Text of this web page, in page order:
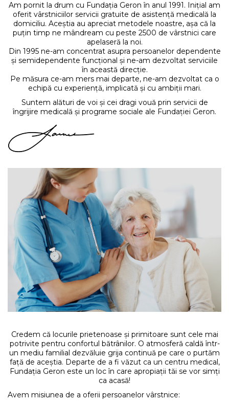
Am pornit la drum cu Fundația Geron în anul 1991. Inițial am
oferit vârstniciilor servicii gratuite de asistență medicală la
domiciliu. Aceștia au apreciat metodele noastre, așa că la
puțin timp ne mândream cu peste 2500 de vârstnici care
apelaseră la noi.
Din 1995 ne-am concentrat asupra persoanelor dependente
și semidependente funcțional și ne-am dezvoltat serviciile
în această direcție.
Pe măsura ce-am mers mai departe, ne-am dezvoltat ca o
echipă cu experiență, implicată și cu ambiții mari.
Suntem alături de voi și cei dragi vouă prin servicii de
îngrijire medicală și programe sociale ale Fundației Geron.
Credem că locurile prietenoase și primitoare sunt cele mai
potrivite pentru confortul bătrânilor. O atmosferă caldă într-
un mediu familial dezvăluie grija continuă pe care o purtăm
față de aceștia. Departe de a fi văzut ca un centru medical,
Fundația Geron este un loc în care apropiații tăi se vor simți
ca acasă!
Avem misiunea de a oferii persoanelor vârstnice: